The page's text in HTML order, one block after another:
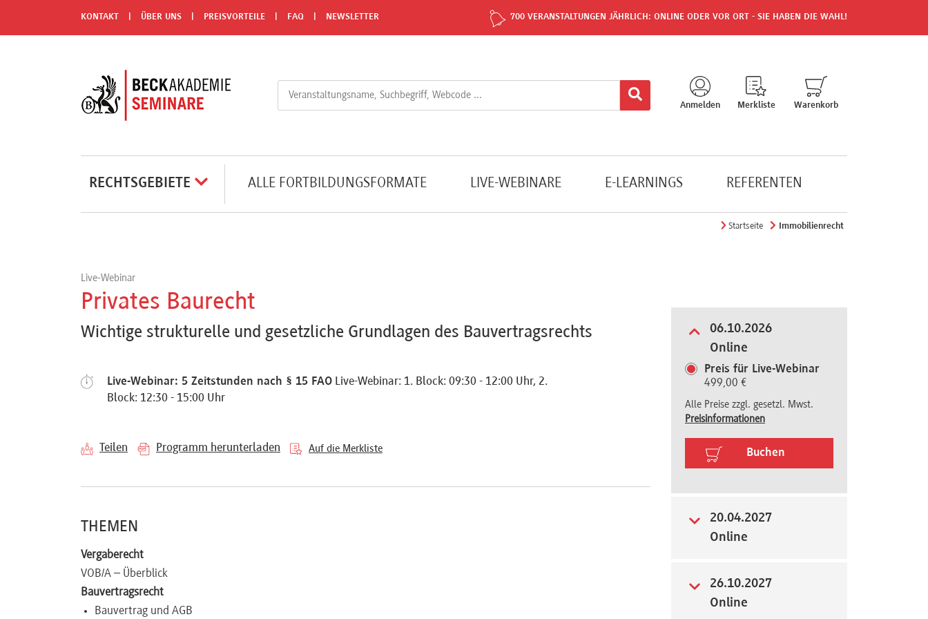
KONTAKT ÜBER UNS PREISVORTEILE FAQ NEWSLETTER 700 VERANSTALTUNGEN JÄHRLICH: ONLINE ODER VOR ORT - SIE HABEN DIE WAHL!
Anmelden Merkliste Warenkorb
RECHTSGEBIETE ALLE FORTBILDUNGSFORMATE LIVE-WEBINARE E-LEARNINGS REFERENTEN
Startseite Immobilienrecht
Live-Webinar
Privates Baurecht
Wichtige strukturelle und gesetzliche Grundlagen des Bauvertragsrechts
Live-Webinar: 5 Zeitstunden nach § 15 FAO Live-Webinar: 1. Block: 09:30 - 12:00 Uhr, 2.
Block: 12:30 - 15:00 Uhr
Teilen Programm herunterladen Auf die Merkliste
THEMEN
Vergaberecht
VOB/A – Überblick
Bauvertragsrecht
Bauvertrag und AGB
06.10.2026
Online
Preis für Live-Webinar
499,00 €
Alle Preise zzgl. gesetzl. Mwst.
Preisinformationen
Buchen
20.04.2027
Online
26.10.2027
Online